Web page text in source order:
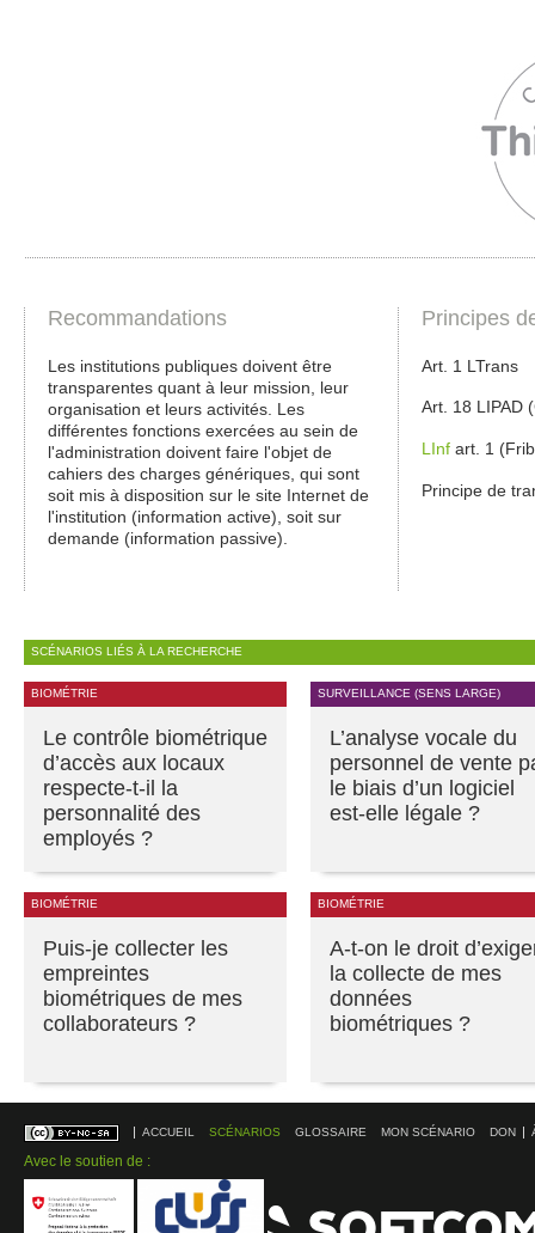
Recommandations
Les institutions publiques doivent être
transparentes quant à leur mission, leur
organisation et leurs activités. Les
différentes fonctions exercées au sein de
l'administration doivent faire l'objet de
cahiers des charges génériques, qui sont
soit mis à disposition sur le site Internet de
l'institution (information active), soit sur
demande (information passive).
Principes
Art. 1 LTrans
Art. 18 LIPAD
LInf art. 1
Principe de
SCÉNARIOS LIÉS À LA RECHERCHE
BIOMÉTRIE
Le contrôle biométrique
d’accès aux locaux
respecte-t-il la
personnalité des
employés ?
SURVEILLANCE (SENS LARGE)
L’analyse vocale du
personnel de vente
le biais d’un logiciel
est-elle légale ?
BIOMÉTRIE
Puis-je collecter les
empreintes
biométriques de mes
collaborateurs ?
BIOMÉTRIE
A-t-on le droit
la collecte de mes
données
biométriques ?
ACCUEIL SCÉNARIOS GLOSSAIRE MON SCÉNARIO DON
Avec le soutien de :